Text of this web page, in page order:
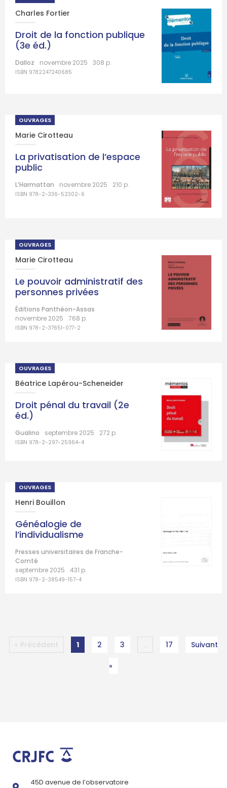
Charles Fortier
Droit de la fonction publique
(3e éd.)
Dalloz novembre 2025 308 p.
ISBN 9782247240685
OUVRAGES
Marie Cirotteau
La privatisation de l’espace
public
L’Harmattan novembre 2025 210 p.
ISBN 978-2-336-52302-6
OUVRAGES
Marie Cirotteau
Le pouvoir administratif des
personnes privées
Éditions Panthéon-Assas
novembre 2025
768 p.
ISBN 978-2-37651-077-2
OUVRAGES
Béatrice Lapérou-Scheneider
Droit pénal du travail (2e
éd.)
Gualino septembre 2025 272 p.
ISBN 978-2-297-25964-4
OUVRAGES
Henri Bouillon
Généalogie de
l’individualisme
Presses universitaires de Franche-
Comté
septembre 2025
431 p.
ISBN 978-2-38549-157-4
1 2 3 17 Suivant
»
45D avenue de l’observatoire